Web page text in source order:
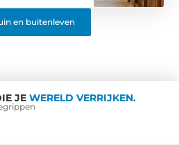
en buitenleven
JE WERELD VERRIJKEN.